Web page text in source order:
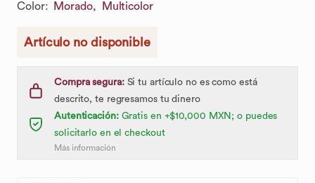
Color: Morado, Multicolor
Artículo no disponible
Compra segura:Si tu artículo no es como está
descrito, te regresamos tu dinero
Autenticación:Gratis en +$10,000 MXN; o puedes
solicitarlo en el checkout
Más información